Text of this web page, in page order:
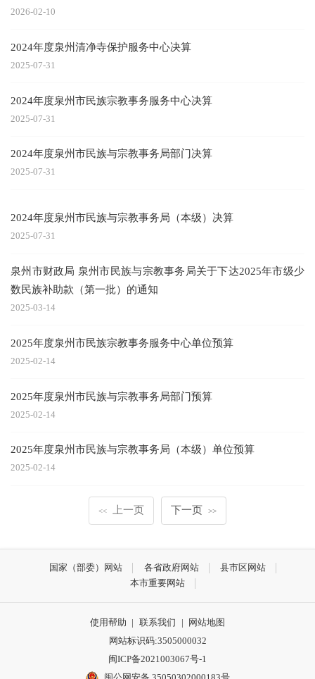
2026-02-10
2024年度泉州清净寺保护服务中心决算
2025-07-31
2024年度泉州市民族宗教事务服务中心决算
2025-07-31
2024年度泉州市民族与宗教事务局部门决算
2025-07-31
2024年度泉州市民族与宗教事务局（本级）决算
2025-07-31
泉州市财政局 泉州市民族与宗教事务局关于下达2025年市级少
数民族补助款（第一批）的通知
2025-03-14
2025年度泉州市民族宗教事务服务中心单位预算
2025-02-14
2025年度泉州市民族与宗教事务局部门预算
2025-02-14
2025年度泉州市民族与宗教事务局（本级）单位预算
2025-02-14
<< 上一页 下一页 >>
国家（部委）网站 各省政府网站
县市区网站
本市重要网站
使用帮助 | 联系我们 | 网站地图
网站标识码:3505000032
闽ICP备2021003067号-1